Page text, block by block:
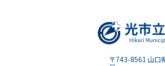
〒743-8561 山口